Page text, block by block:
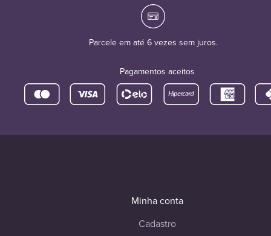
Parcele em até 6 vezes sem juros.
Pagamentos aceitos
Minha conta
Cadastro